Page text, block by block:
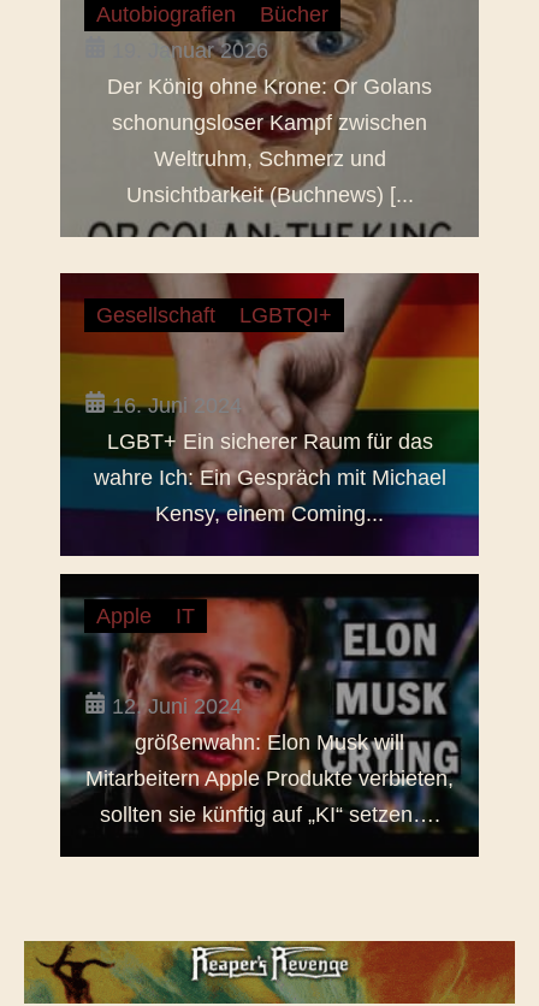
Autobiografien
Bücher
19. Januar 2026
Der König ohne Krone: Or Golans
schonungsloser Kampf zwischen
Weltruhm, Schmerz und
Unsichtbarkeit (Buchnews) [...
Gesellschaft LGBTQI+
16. Juni 2024
LGBT+ Ein sicherer Raum für das
wahre Ich: Ein Gespräch mit Michael
Kensy, einem Coming...
Apple IT
12. Juni 2024
größenwahn: Elon Musk will
Mitarbeitern Apple Produkte verbieten,
sollten sie künftig auf „KI“ setzen….